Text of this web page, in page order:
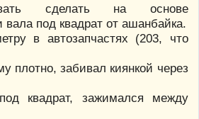
сделать на основе
под квадрат от ашанбайка.
в автозапчастях (203, что
плотно, забивал киянкой через
квадрат, зажимался между